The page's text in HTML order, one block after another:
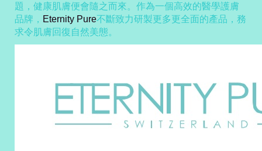
題，健康肌膚便會隨之而來。作為一個高效的醫學護膚
品牌， Eternity Pure不斷致力研製更多更全面的產品，務
求令肌膚回復自然美態。